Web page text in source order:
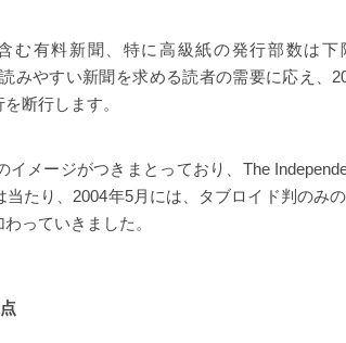
む有料新聞、特に高級紙の発行部数は
みやすい新聞を求める読者の需要に応え、
断行します。
メージがつきまとっており、The
たり、2004年5月には、タブロイド判のみの
っていきました。